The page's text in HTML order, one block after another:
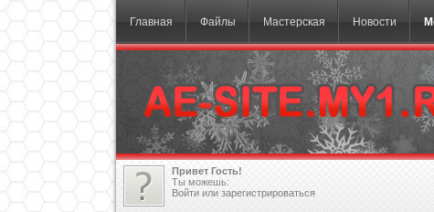
Главная Файлы Мастерская Новости
Привет Гость!
Ты можешь:
Войти или зарегистрироваться